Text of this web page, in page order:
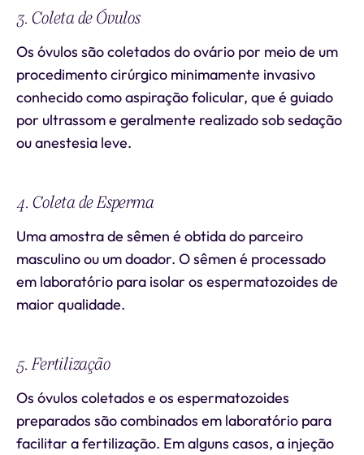
3. Coleta de Óvulos
Os óvulos são coletados do ovário por meio de um
procedimento cirúrgico minimamente invasivo
conhecido como aspiração folicular, que é guiado
por ultrassom e geralmente realizado sob sedação
ou anestesia leve.
4. Coleta de Esperma
Uma amostra de sêmen é obtida do parceiro
masculino ou um doador. O sêmen é processado
em laboratório para isolar os espermatozoides de
maior qualidade.
5. Fertilização
Os óvulos coletados e os espermatozoides
preparados são combinados em laboratório para
facilitar a fertilização. Em alguns casos, a injeção